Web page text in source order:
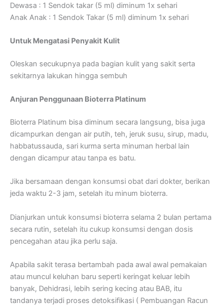
Dewasa : 1 Sendok takar (5 ml) diminum 1x sehari
Anak Anak : 1 Sendok Takar (5 ml) diminum 1x sehari
Untuk Mengatasi Penyakit Kulit
Oleskan secukupnya pada bagian kulit yang sakit serta
sekitarnya lakukan hingga sembuh
Anjuran Penggunaan Bioterra Platinum
Bioterra Platinum bisa diminum secara langsung, bisa juga
dicampurkan dengan air putih, teh, jeruk susu, sirup, madu,
habbatussauda, sari kurma serta minuman herbal lain
dengan dicampur atau tanpa es batu.
Jika bersamaan dengan konsumsi obat dari dokter, berikan
jeda waktu 2-3 jam, setelah itu minum bioterra.
Dianjurkan untuk konsumsi bioterra selama 2 bulan pertama
secara rutin, setelah itu cukup konsumsi dengan dosis
pencegahan atau jika perlu saja.
Apabila sakit terasa bertambah pada awal awal pemakaian
atau muncul keluhan baru seperti keringat keluar lebih
banyak, Dehidrasi, lebih sering kecing atau BAB, itu
tandanya terjadi proses detoksifikasi ( Pembuangan Racun